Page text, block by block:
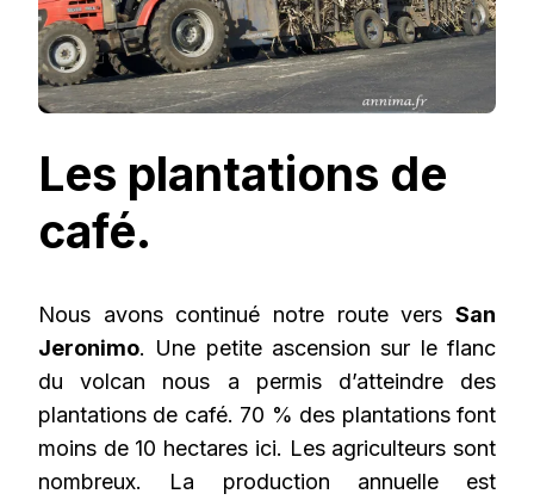
Les plantations de
café.
Nous avons continué notre route vers San
Jeronimo. Une petite ascension sur le flanc
du volcan nous a permis d’atteindre des
plantations de café. 70 % des plantations font
moins de 10 hectares ici. Les agriculteurs sont
nombreux. La production annuelle est